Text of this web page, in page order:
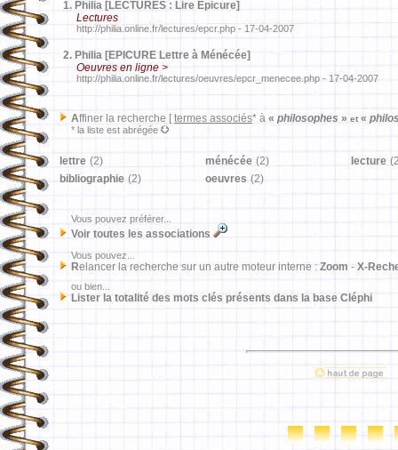
1. Philia [LECTURES : Lire Epicure]
Lectures
http://philia.online.fr/lectures/epcr.php - 17-04-2007
2. Philia [EPICURE Lettre à Ménécée]
Oeuvres en ligne >
http://philia.online.fr/lectures/oeuvres/epcr_menecee.php - 17-04-2007
Affiner la recherche [ termes associés* à « philosophes » et «
* la liste est abrégée
lettre (2) ménécée (2) lecture
bibliographie (2) oeuvres (2)
Vous pouvez préférer...
Voir toutes les associations
Vous pouvez...
Relancer la recherche sur un autre moteur interne : Zoom - X-
ou bien...
Lister la totalité des mots clés présents dans la base Cléphi